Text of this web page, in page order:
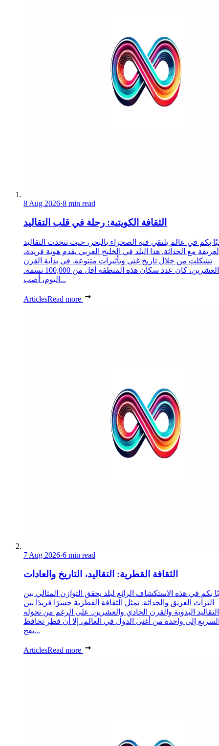
8 Aug 2026·8 min read
الثقافة الكويتية: رحلة في قلب التقاليد
بكم في عالم يلتقي فيه الصحراء بالبحر، حيث تتحدث التقاليد
مع الحداثة. هذا البلد في الخليج العربي يقدم هوية فريدة،
تشكلت من خلال تاريخ غني وتأثيرات متنوعة. في بداية القرن
العشرين، كان عدد سكان هذه المنطقة أقل من 100,000 نسمة.
اليوم، أصب...
ArticlesRead more
7 Aug 2026·6 min read
الثقافة القطرية: التقاليد، التاريخ والعادات
بكم في هذه الاستكشاف الرائع لبلد يحقق التوازن المثالي بين
التراث العريق والحداثة. تمثل الثقافة القطرية جسرًا فريدًا بين
التقاليد البدوية والقرن الحادي والعشرين. على الرغم من تحوله
إلى واحدة من أغنى الدول في العالم، إلا أن قطر تحافظ
بفخ...
ArticlesRead more